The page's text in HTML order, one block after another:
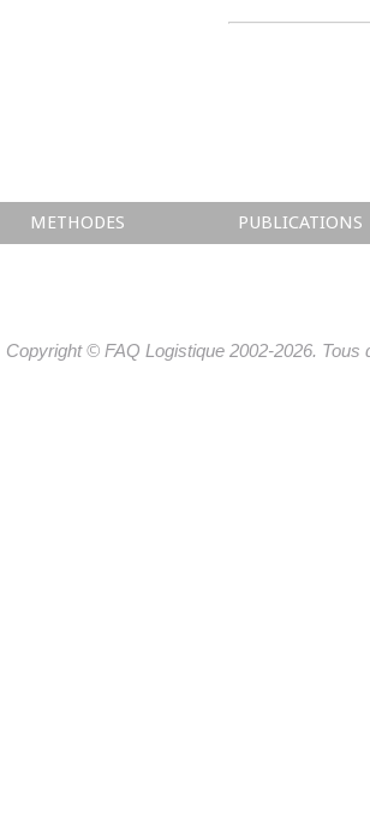
METHODES PUBLICATIONS
Copyright © FAQ Logistique 2002-2026. Tous